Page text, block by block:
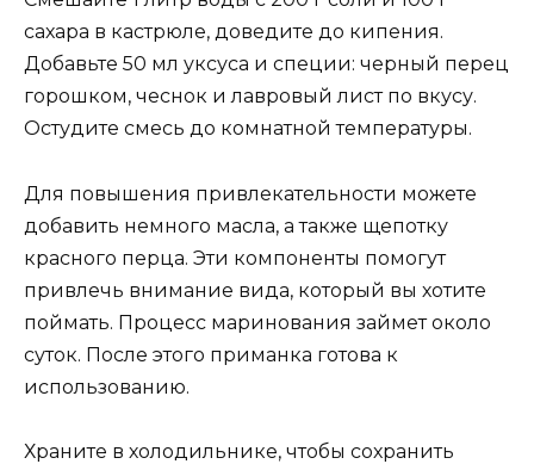
сахара в кастрюле, доведите до кипения.
Добавьте 50 мл уксуса и специи: черный перец
горошком, чеснок и лавровый лист по вкусу.
Остудите смесь до комнатной температуры.
Для повышения привлекательности можете
добавить немного масла, а также щепотку
красного перца. Эти компоненты помогут
привлечь внимание вида, который вы хотите
поймать. Процесс маринования займет около
суток. После этого приманка готова к
использованию.
Храните в холодильнике, чтобы сохранить